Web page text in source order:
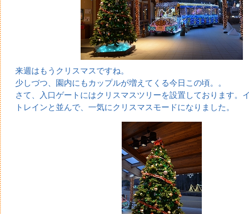
来週はもうクリスマスですね。
少しづつ、園内にもカップルが増えてくる今日この頃。。
さて、入口ゲートにはクリスマスツリーを設置しております。
トレインと並んで、一気にクリスマスモードになりました。